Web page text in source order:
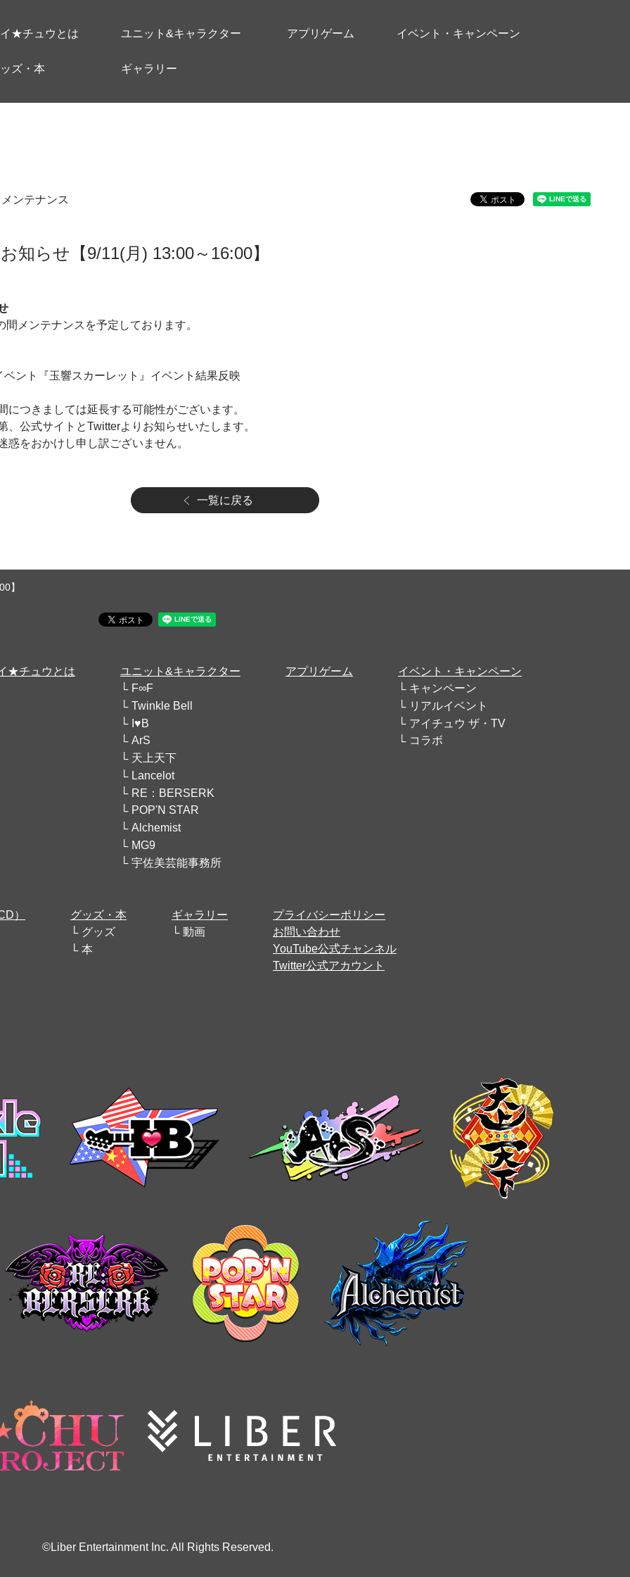
★チュウとは ユニット&キャラクター アプリゲーム イベント・キャンペーン
ズ・本 ギャラリー
ンテナンス
知らせ【9/11(月) 13:00～16:00】
メンテナンスを予定しております。
ント『玉響スカーレット』イベント結果反映
につきましては延長する可能性がございます。
、公式サイトとTwitterよりお知らせいたします。
惑をおかけし申し訳ございません。
一覧に戻る
】
★チュウとは
ユニット&キャラクター
F∞F
Twinkle Bell
I♥B
ArS
天上天下
Lancelot
RE：BERSERK
POP'N STAR
Alchemist
MG9
宇佐美芸能事務所
アプリゲーム
イベント・キャンペーン
キャンペーン
リアルイベント
アイチュウ ザ・TV
コラボ
）
グッズ・本
グッズ
本
ギャラリー
動画
プライバシーポリシー
お問い合わせ
YouTube公式チャンネル
Twitter公式アカウント
©Liber Entertainment Inc. All Rights Reserved.